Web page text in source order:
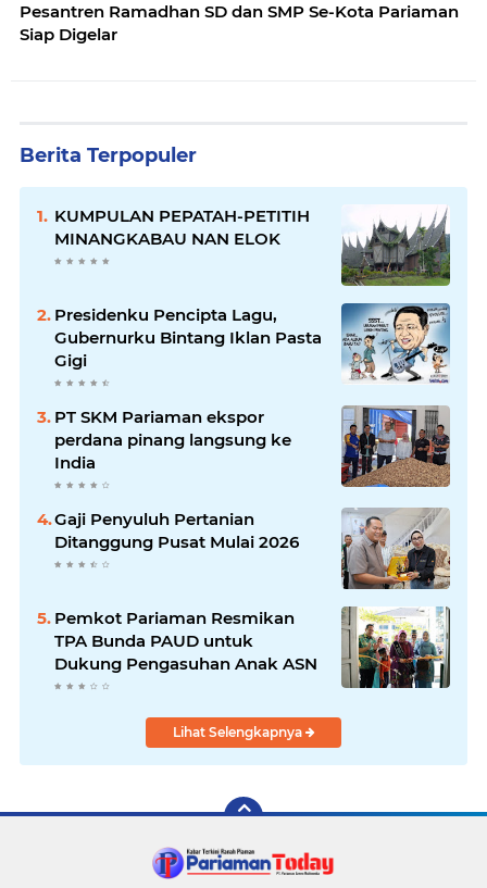
Pesantren Ramadhan SD dan SMP Se-Kota Pariaman
Siap Digelar
Berita Terpopuler
KUMPULAN PEPATAH-PETITIH
MINANGKABAU NAN ELOK
Presidenku Pencipta Lagu,
Gubernurku Bintang Iklan Pasta
Gigi
PT SKM Pariaman ekspor
perdana pinang langsung ke
India
Gaji Penyuluh Pertanian
Ditanggung Pusat Mulai 2026
Pemkot Pariaman Resmikan
TPA Bunda PAUD untuk
Dukung Pengasuhan Anak ASN
Lihat Selengkapnya